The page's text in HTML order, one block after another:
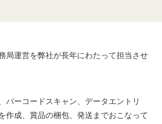
局運営を弊社が長年にわたって担当させ
バーコードスキャン、データエントリ
作成、賞品の梱包、発送までおこなって